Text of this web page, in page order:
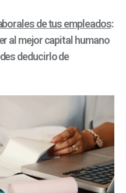
de tus empleados:
al mejor capital humano
deducirlo de